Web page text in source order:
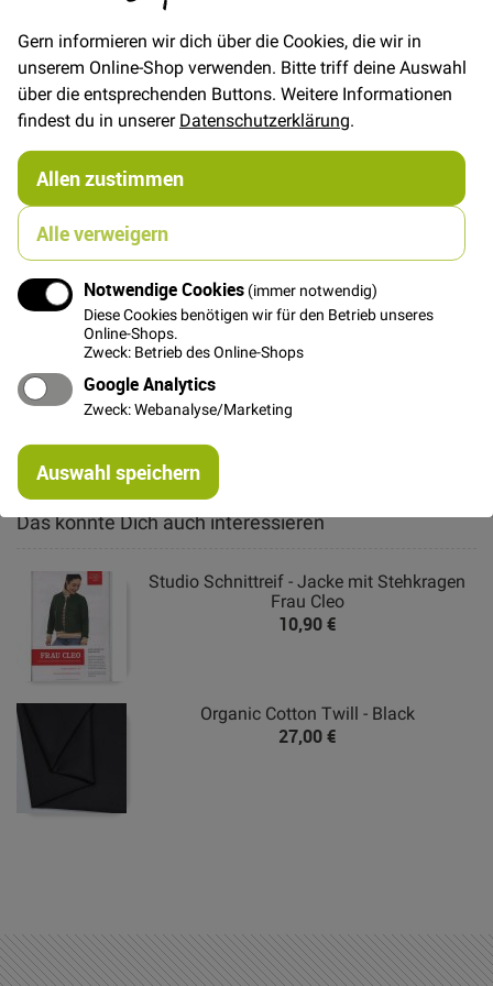
Gern informieren wir dich über die Cookies, die wir in
unserem Online-Shop verwenden. Bitte triff deine Auswahl
über die entsprechenden Buttons. Weitere Informationen
findest du in unsererDatenschutzerklärung.
Allen zustimmen
Alle verweigern
Notwendige Cookies (immer notwendig)
Diese Cookies benötigen wir für den Betrieb unseres
Online-Shops.
Zweck: Betrieb des Online-Shops
Google Analytics
Zweck: Webanalyse/Marketing
Auswahl speichern
In den Warenkorb
Das könnte Dich auch interessieren
Studio Schnittreif - Jacke mit Stehkragen
Frau Cleo
10,90 €
Organic Cotton Twill - Black
27,00 €
MEET MILK: Soft Stretch Twill mit TENCEL™ Lyocell
und Elasthan. Schwerer Fall und weicher Griff - ein
toller Stoff für Hosen, Röcke und Kleider!
Weitere Informationen